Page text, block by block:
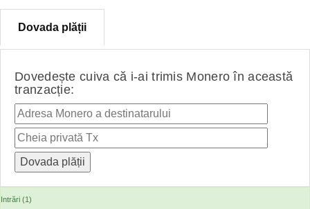
Dovada plății
Dovedește cuiva că i-ai trimis Monero în această
tranzacție:
Intrări (1)